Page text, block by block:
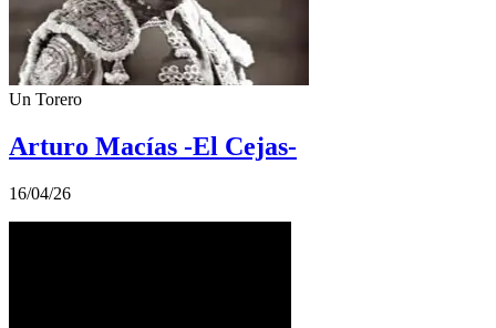
Un Torero
Arturo Macías -El Cejas-
16/04/26